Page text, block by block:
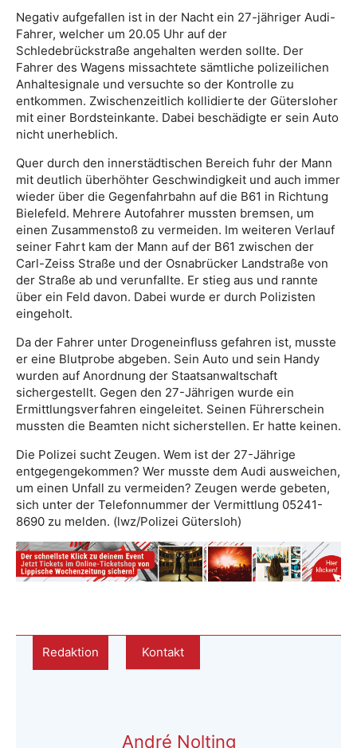
Negativ aufgefallen ist in der Nacht ein 27-jähriger Audi-
Fahrer, welcher um 20.05 Uhr auf der
Schledebrückstraße angehalten werden sollte. Der
Fahrer des Wagens missachtete sämtliche polizeilichen
Anhaltesignale und versuchte so der Kontrolle zu
entkommen. Zwischenzeitlich kollidierte der Gütersloher
mit einer Bordsteinkante. Dabei beschädigte er sein Auto
nicht unerheblich.
Quer durch den innerstädtischen Bereich fuhr der Mann
mit deutlich überhöhter Geschwindigkeit und auch immer
wieder über die Gegenfahrbahn auf die B61 in Richtung
Bielefeld. Mehrere Autofahrer mussten bremsen, um
einen Zusammenstoß zu vermeiden. Im weiteren Verlauf
seiner Fahrt kam der Mann auf der B61 zwischen der
Carl-Zeiss Straße und der Osnabrücker Landstraße von
der Straße ab und verunfallte. Er stieg aus und rannte
über ein Feld davon. Dabei wurde er durch Polizisten
eingeholt.
Da der Fahrer unter Drogeneinfluss gefahren ist, musste
er eine Blutprobe abgeben. Sein Auto und sein Handy
wurden auf Anordnung der Staatsanwaltschaft
sichergestellt. Gegen den 27-Jährigen wurde ein
Ermittlungsverfahren eingeleitet. Seinen Führerschein
mussten die Beamten nicht sicherstellen. Er hatte keinen.
Die Polizei sucht Zeugen. Wem ist der 27-Jährige
entgegengekommen? Wer musste dem Audi ausweichen,
um einen Unfall zu vermeiden? Zeugen werde gebeten,
sich unter der Telefonnummer der Vermittlung 05241-
8690 zu melden. (lwz/Polizei Gütersloh)
Redaktion Kontakt
André Nolting